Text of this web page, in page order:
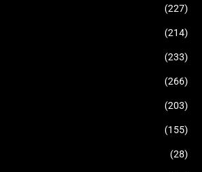
(227)
(214)
(233)
(266)
(203)
(155)
(28)